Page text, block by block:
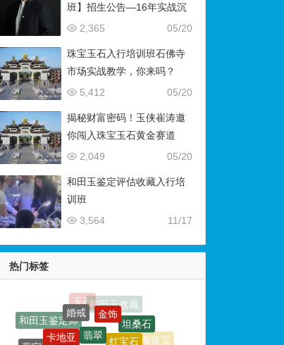
班】招生公告—16年实战沉
淀，助你叩开财富与传承之
05/20
2,365
珠宝玉石入行培训班石佛寺
市场实战教学，你来吗？
05/20
5,412
揭秘财富密码！玉侠崔涛邀
你闯入珠宝玉石黄金赛道
05/20
2,049
和田玉鉴定评估收藏入行培
训班
11/17
3,564
热门标签
蓝宝石
卡地亚
翡翠
红宝石
和田玉标本
玉器玉雕大师
中国玉雕大师